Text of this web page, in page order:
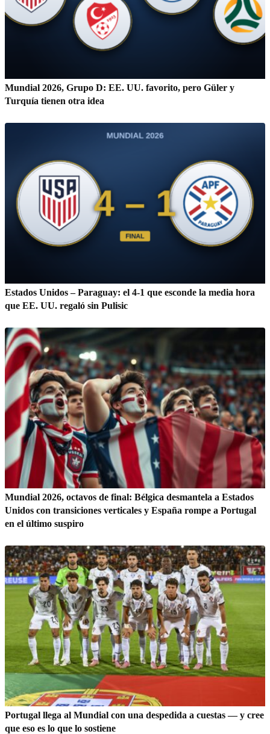
Mundial 2026, Grupo D: EE. UU. favorito, pero Güler y
Turquía tienen otra idea
Estados Unidos – Paraguay: el 4-1 que esconde la media hora
que EE. UU. regaló sin Pulisic
Mundial 2026, octavos de final: Bélgica desmantela a Estados
Unidos con transiciones verticales y España rompe a Portugal
en el último suspiro
Portugal llega al Mundial con una despedida a cuestas — y cree
que eso es lo que lo sostiene